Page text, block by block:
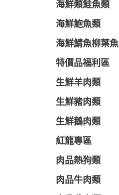
海鮮類鮭魚類
海鮮鮑魚類
海鮮鯖魚柳葉
特價品福利區
生鮮羊肉類
生鮮豬肉類
生鮮鵝肉類
紅龍專區
肉品熱狗類
肉品牛肉類